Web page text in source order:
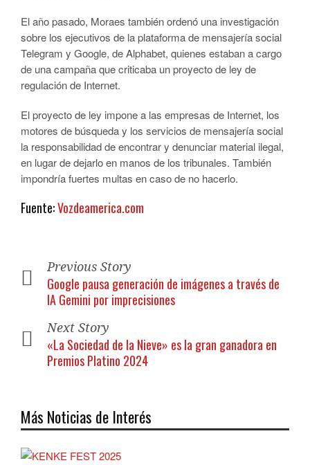
El año pasado, Moraes también ordenó una investigación
sobre los ejecutivos de la plataforma de mensajería social
Telegram y Google, de Alphabet, quienes estaban a cargo
de una campaña que criticaba un proyecto de ley de
regulación de Internet.
El proyecto de ley impone a las empresas de Internet, los
motores de búsqueda y los servicios de mensajería social
la responsabilidad de encontrar y denunciar material ilegal,
en lugar de dejarlo en manos de los tribunales. También
impondría fuertes multas en caso de no hacerlo.
Fuente:Vozdeamerica.com
Previous Story
Google pausa generación de imágenes a través de
IA Gemini por imprecisiones
Next Story
«La Sociedad de la Nieve» es la gran ganadora en
Premios Platino 2024
Más Noticias de Interés